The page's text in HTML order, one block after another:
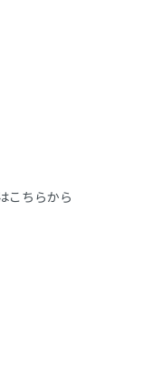
こちらから